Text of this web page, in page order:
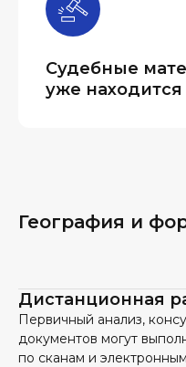
Судебные
уже находится
География и
Дистанционная
Первичный анализ,
документов могут
по сканам и